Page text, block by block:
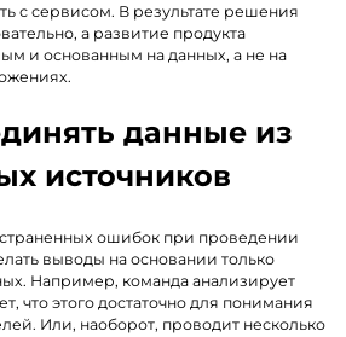
с сервисом. В результате решения
а развитие продукта
и основанным на данных, а не на
данные из
источников
ошибок при проведении
выводы на основании только
Например, команда анализирует
что этого достаточно для понимания
Или, наоборот, проводит несколько